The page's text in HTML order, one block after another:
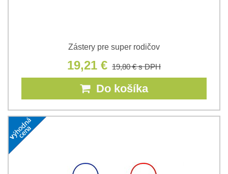
Zástery pre super rodičov
19,21 € 19,80 €s DPH
Do košíka